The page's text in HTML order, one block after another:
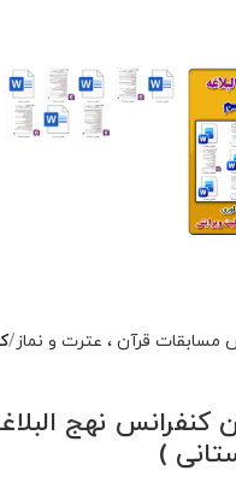
مسابقات قرآن ، عترت و نماز
کنفرانس نهج
)